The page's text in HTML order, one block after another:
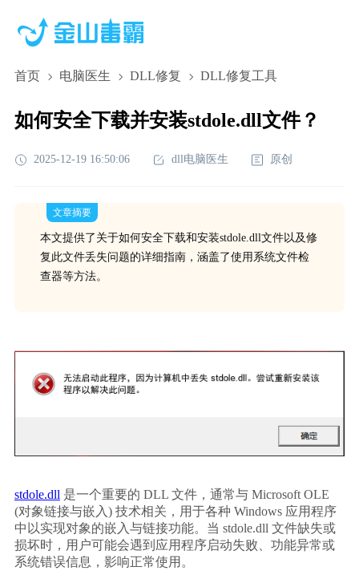
首页 电脑医生 DLL修复 DLL修复工具
如何安全下载并安装stdole.dll文件？
2025-12-19 16:50:06 dll电脑医生 原创
文章摘要
本文提供了关于如何安全下载和安装stdole.dll文件以及修
复此文件丢失问题的详细指南，涵盖了使用系统文件检
查器等方法。
stdole.dll 是一个重要的 DLL 文件，通常与 Microsoft OLE
(对象链接与嵌入) 技术相关，用于各种 Windows 应用程序
中以实现对象的嵌入与链接功能。当 stdole.dll 文件缺失或
损坏时，用户可能会遇到应用程序启动失败、功能异常或
系统错误信息，影响正常使用。